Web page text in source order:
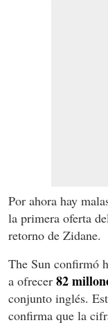
Por ahora hay
la primera oferta
retorno de Zidane.
The Sun confirmó
a ofrecer 82
conjunto inglés.
confirma que la